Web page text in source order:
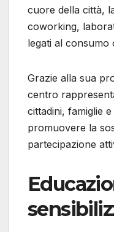
cuore della città,
coworking,
legati al consumo
Grazie alla sua
centro
cittadini, famiglie
promuovere la
partecipazione